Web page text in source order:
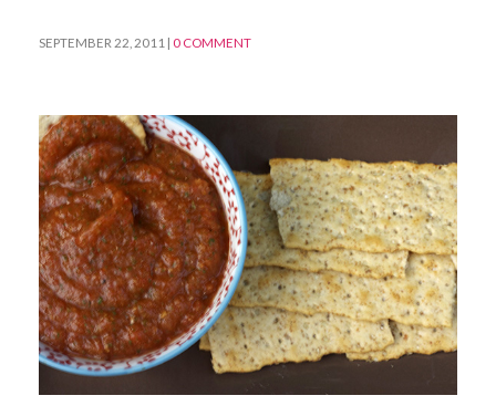
SEPTEMBER 22, 2011 | 0 COMMENT